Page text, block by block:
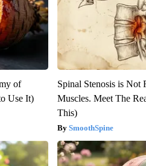
of
Use It)
Spinal Stenosis is Not
Muscles. Meet The
This)
SmoothSpine